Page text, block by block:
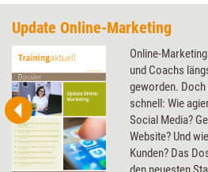
Update Online-Marketing
Online-
und Coachs
geworden.
schnell: Wie
Social Media?
Website? Und
Kunden? Das